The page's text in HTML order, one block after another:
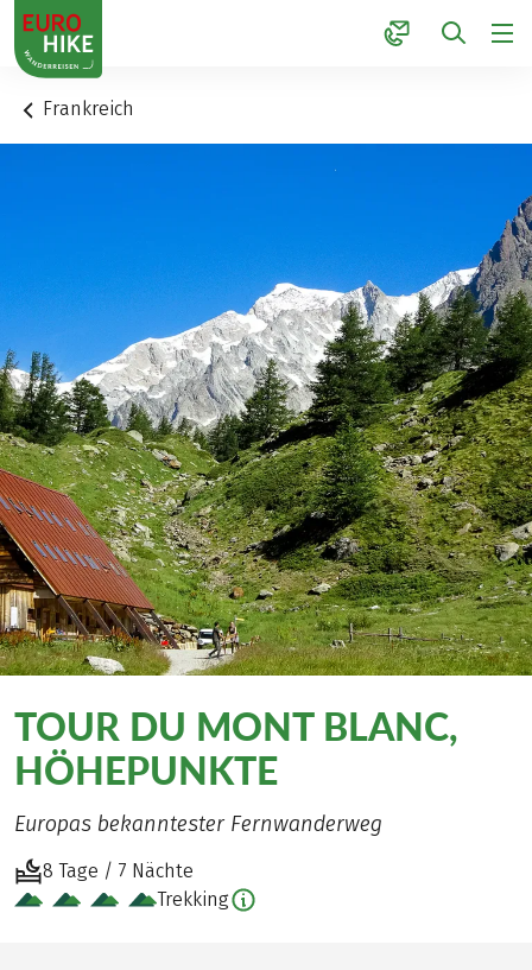
1
Frankreich
TOUR DU MONT BLANC,
HÖHEPUNKTE
Europas bekanntester Fernwanderweg
8 Tage / 7 Nächte
Trekking